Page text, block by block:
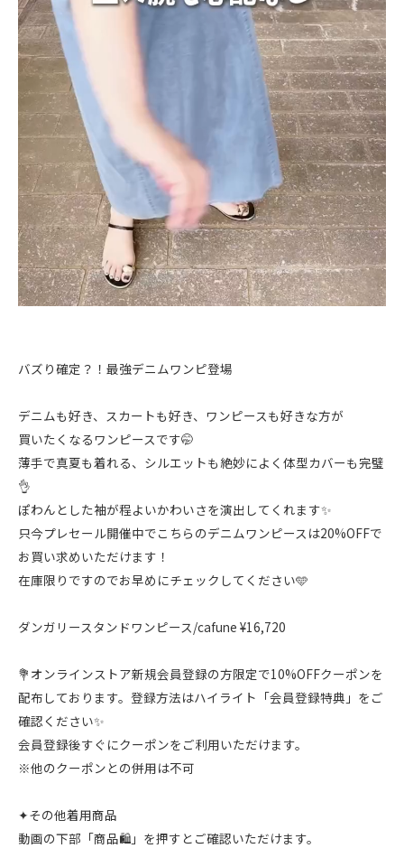
バズり確定？！最強デニムワンピ登場
デニムも好き、スカートも好き、ワンピースも好きな方が
買いたくなるワンピースです🤭
薄手で真夏も着れる、シルエットも絶妙によく体型カバーも完璧
👌
ぽわんとした袖が程よいかわいさを演出してくれます✨
只今プレセール開催中でこちらのデニムワンピースは20%OFFで
お買い求めいただけます！
在庫限りですのでお早めにチェックしてください🩵
ダンガリースタンドワンピース/cafune ¥16,720
💐オンラインストア新規会員登録の方限定で10%OFFクーポンを
配布しております。登録方法はハイライト「会員登録特典」をご
確認ください✨
会員登録後すぐにクーポンをご利用いただけます。
※他のクーポンとの併用は不可
✦その他着用商品
動画の下部「商品🛍️」を押すとご確認いただけます。